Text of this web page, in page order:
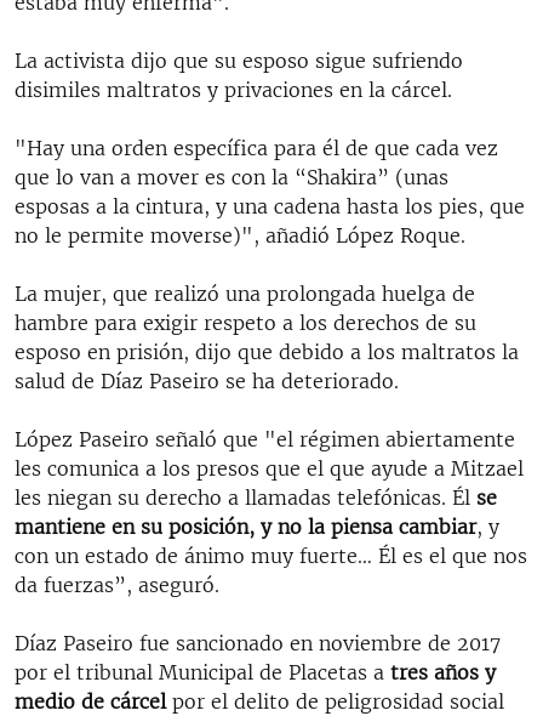
La activista dijo que su esposo sigue sufriendo
disimiles maltratos y privaciones en la cárcel.
"Hay una orden específica para él de que cada vez
que lo van a mover es con la “Shakira” (unas
esposas a la cintura, y una cadena hasta los pies, que
no le permite moverse)", añadió López Roque.
La mujer, que realizó una prolongada huelga de
hambre para exigir respeto a los derechos de su
esposo en prisión, dijo que debido a los maltratos la
salud de Díaz Paseiro se ha deteriorado.
López Paseiro señaló que "el régimen abiertamente
les comunica a los presos que el que ayude a Mitzael
les niegan su derecho a llamadas telefónicas. Él se
mantiene en su posición, y no la piensa cambiar, y
con un estado de ánimo muy fuerte… Él es el que nos
da fuerzas”, aseguró.
Díaz Paseiro fue sancionado en noviembre de 2017
por el tribunal Municipal de Placetas a tres años y
medio de cárcelpor el delito de peligrosidad social